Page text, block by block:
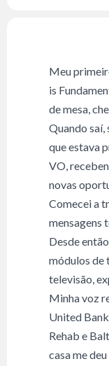
Meu
is
de mesa,
Quando
que estava
VO,
novas
Comecei a
mensagens
Desde
módulos de
televisão,
Minha voz
United
Rehab e
casa me